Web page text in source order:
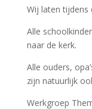
Wij laten tijdens
Alle
naar de kerk.
Alle ouders,
zijn natuurlijk
Werkgroep